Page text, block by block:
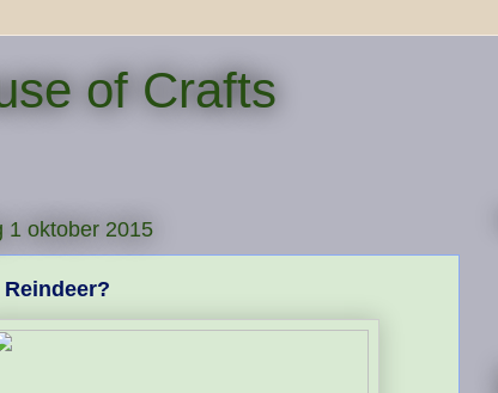
of Crafts
1 oktober 2015